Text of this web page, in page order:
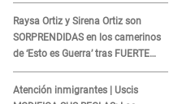
Raysa Ortiz y Sirena Ortiz son
SORPRENDIDAS en los camerinos
de ‘Esto es Guerra’ tras FUERTE
ENFRENTAMIENTO con Gabriel
Moisés: “Gracias”
Atención inmigrantes | Uscis